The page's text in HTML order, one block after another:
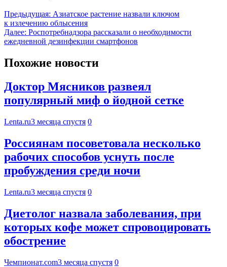
Предыдущая: Азиатское растение назвали ключом
к излечению облысения
Далее: Роспотребнадзора рассказали о необходимости
ежедневной дезинфекции смартфонов
Похожие новости
Доктор Мясников развеял
популярный миф о йодной сетке
Lenta.ru3 месяца спустя 0
Россиянам посоветовала несколько
рабочих способов уснуть после
пробуждения среди ночи
Lenta.ru3 месяца спустя 0
Диетолог назвала заболевания, при
которых кофе может спровоцировать
обострение
Чемпионат.com3 месяца спустя 0